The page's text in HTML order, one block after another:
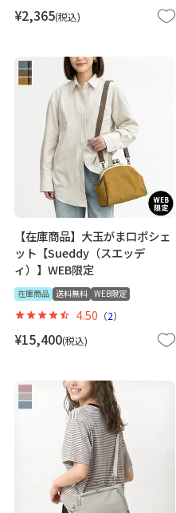
¥2,365 税込
【在庫商品】大玉がま口ポシェ
ット【Sueddy（スエッデ
ィ）】WEB限定
在庫商品 送料無料 WEB限定
¥15,400 税込
4.50 （2）